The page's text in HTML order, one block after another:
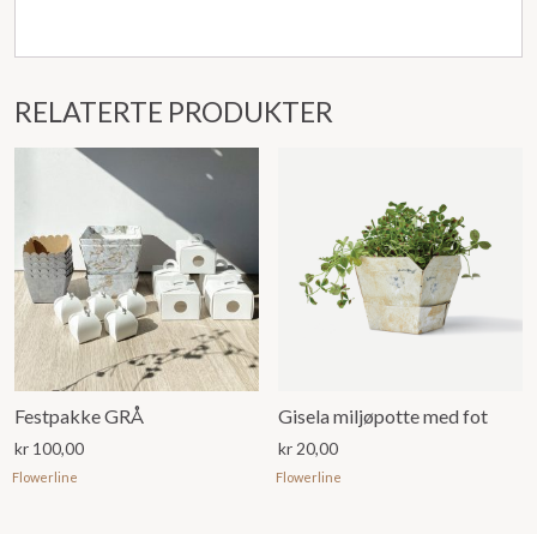
RELATERTE PRODUKTER
Festpakke GRÅ
kr 100,00
Flowerline
Gisela miljøpotte med fot
kr 20,00
Flowerline